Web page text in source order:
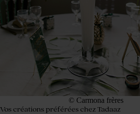
© Carmona frères
Vos créations préférées chez Tadaaz